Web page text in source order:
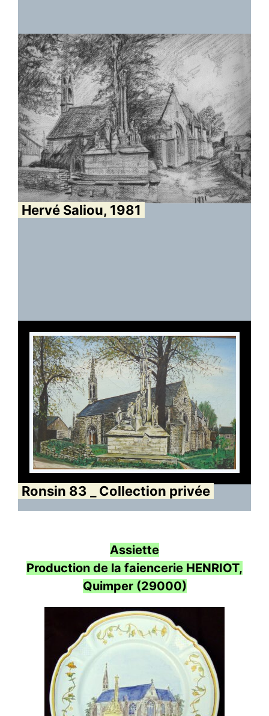
Hervé Saliou, 1981
Ronsin 83 _ Collection privée
Assiette
Production de la faiencerie HENRIOT,
Quimper (29000)